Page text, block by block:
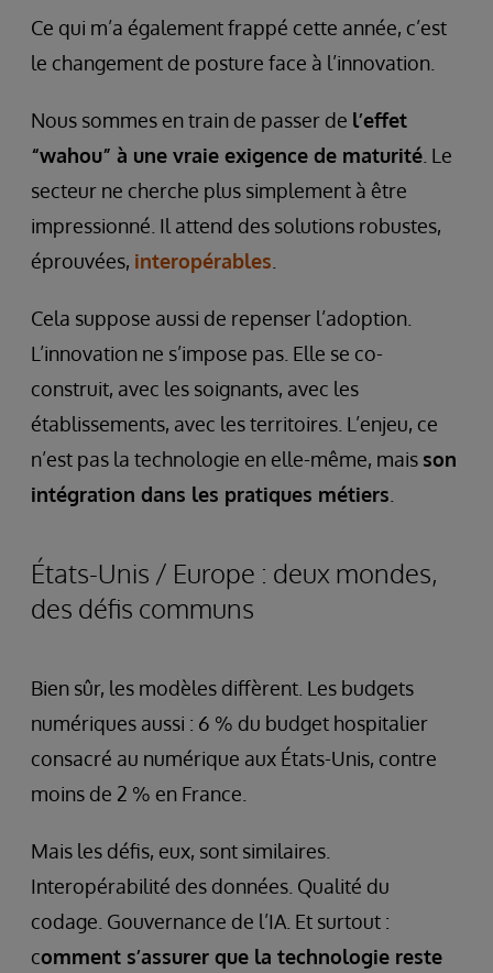
Ce qui m’a également frappé cette année, c’est
le changement de posture face à l’innovation.
Nous sommes en train de passer de l’effet
“wahou” à une vraie exigence de maturité . Le
secteur ne cherche plus simplement à être
impressionné. Il attend des solutions robustes,
éprouvées, interopérables
Cela suppose aussi de repenser l’adoption.
L’innovation ne s’impose pas. Elle se co-
construit, avec les soignants, avec les
établissements, avec les territoires. L’enjeu, ce
n’est pas la technologie en elle-même, mais son
intégration dans les pratiques métiers
États-Unis / Europe : deux mondes,
des défis communs
Bien sûr, les modèles diffèrent. Les budgets
numériques aussi : 6 % du budget hospitalier
consacré au numérique aux États-Unis, contre
moins de 2 % en France.
Mais les défis, eux, sont similaires.
Interopérabilité des données. Qualité du
codage. Gouvernance de l’IA. Et surtout :
comment s’assurer que la technologie reste